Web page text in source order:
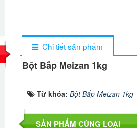
Chi tiết sản phẩm
Bột Bắp Meizan 1kg
Từ khóa: Bột Bắp Meizan 1kg
SẢN PHẨM CÙNG LOẠI